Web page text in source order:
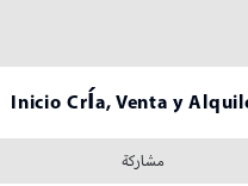
Inicio Cría, Venta y
مشاركة